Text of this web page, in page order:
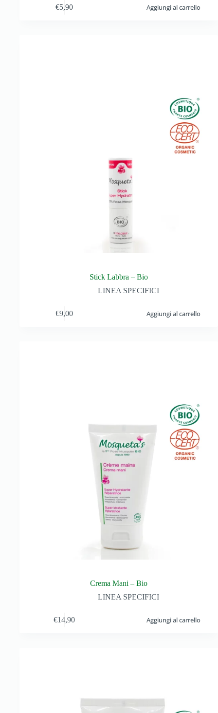
€5,90 Aggiungi al carrello
Stick Labbra – Bio
LINEA SPECIFICI
€9,00 Aggiungi al carrello
Crema Mani – Bio
LINEA SPECIFICI
€14,90 Aggiungi al carrello